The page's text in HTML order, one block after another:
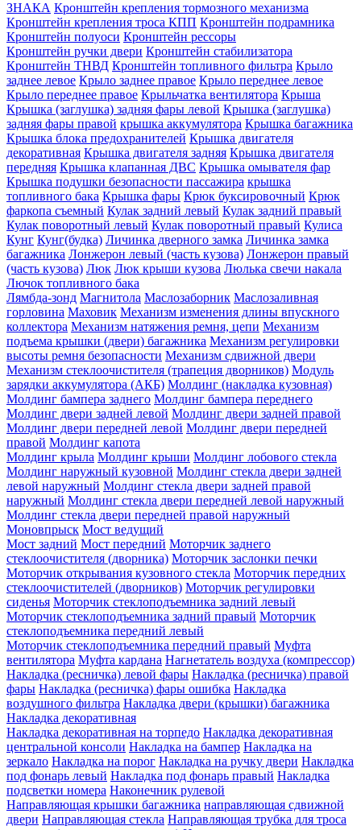
ЗНАКА Кронштейн крепления тормозного механизма
Кронштейн крепления троса КПП Кронштейн подрамника
Кронштейн полуоси Кронштейн рессоры
Кронштейн ручки двери Кронштейн стабилизатора
Кронштейн ТНВД Кронштейн топливного фильтра Крыло
заднее левое Крыло заднее правое Крыло переднее левое
Крыло переднее правое Крыльчатка вентилятора Крыша
Крышка (заглушка) задняя фары левой Крышка (заглушка)
задняя фары правой крышка аккумулятора Крышка багажника
Крышка блока предохранителей Крышка двигателя
декоративная Крышка двигателя задняя Крышка двигателя
передняя Крышка клапанная ДВС Крышка омывателя фар
Крышка подушки безопасности пассажира крышка
топливного бака Крышка фары Крюк буксировочный Крюк
фаркопа съемный Кулак задний левый Кулак задний правый
Кулак поворотный левый Кулак поворотный правый Кулиса
Кунг Кунг(будка) Личинка дверного замка Личинка замка
багажника Лонжерон левый (часть кузова) Лонжерон правый
(часть кузова) Люк Люк крыши кузова Люлька свечи накала
Лючок топливного бака
Лямбда-зонд Магнитола Маслозаборник Маслозаливная
горловина Маховик Механизм изменения длины впускного
коллектора Механизм натяжения ремня, цепи Механизм
подъема крышки (двери) багажника Механизм регулировки
высоты ремня безопасности Механизм сдвижной двери
Механизм стеклоочистителя (трапеция дворников) Модуль
зарядки аккумулятора (АКБ) Молдинг (накладка кузовная)
Молдинг бампера заднего Молдинг бампера переднего
Молдинг двери задней левой Молдинг двери задней правой
Молдинг двери передней левой Молдинг двери передней
правой Молдинг капота
Молдинг крыла Молдинг крыши Молдинг лобового стекла
Молдинг наружный кузовной Молдинг стекла двери задней
левой наружный Молдинг стекла двери задней правой
наружный Молдинг стекла двери передней левой наружный
Молдинг стекла двери передней правой наружный
Моновпрыск Мост ведущий
Мост задний Мост передний Моторчик заднего
стеклоочистителя (дворника) Моторчик заслонки печки
Моторчик открывания кузовного стекла Моторчик передних
стеклоочистителей (дворников) Моторчик регулировки
сиденья Моторчик стеклоподъемника задний левый
Моторчик стеклоподъемника задний правый Моторчик
стеклоподъемника передний левый
Моторчик стеклоподъемника передний правый Муфта
вентилятора Муфта кардана Нагнетатель воздуха (компрессор)
Накладка (ресничка) левой фары Накладка (ресничка) правой
фары Накладка (ресничка) фары ошибка Накладка
воздушного фильтра Накладка двери (крышки) багажника
Накладка декоративная
Накладка декоративная на торпедо Накладка декоративная
центральной консоли Накладка на бампер Накладка на
зеркало Накладка на порог Накладка на ручку двери Накладка
под фонарь левый Накладка под фонарь правый Накладка
подсветки номера Наконечник рулевой
Направляющая крышки багажника направляющая сдвижной
двери Направляющая стекла Направляющая трубка для троса